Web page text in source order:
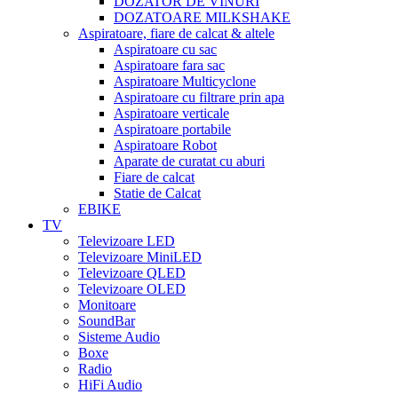
DOZATOARE MILKSHAKE
Aspiratoare, fiare de calcat & altele
Aspiratoare cu sac
Aspiratoare fara sac
Aspiratoare Multicyclone
Aspiratoare cu filtrare prin apa
Aspiratoare verticale
Aspiratoare portabile
Aspiratoare Robot
Aparate de curatat cu aburi
Fiare de calcat
Statie de Calcat
EBIKE
TV
Televizoare LED
Televizoare MiniLED
Televizoare QLED
Televizoare OLED
Monitoare
SoundBar
Sisteme Audio
Boxe
Radio
HiFi Audio